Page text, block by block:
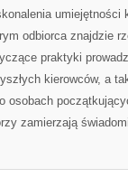
umiejętności
odbiorca znajdzie
praktyki
kierowców, a
osobach
zamierzają